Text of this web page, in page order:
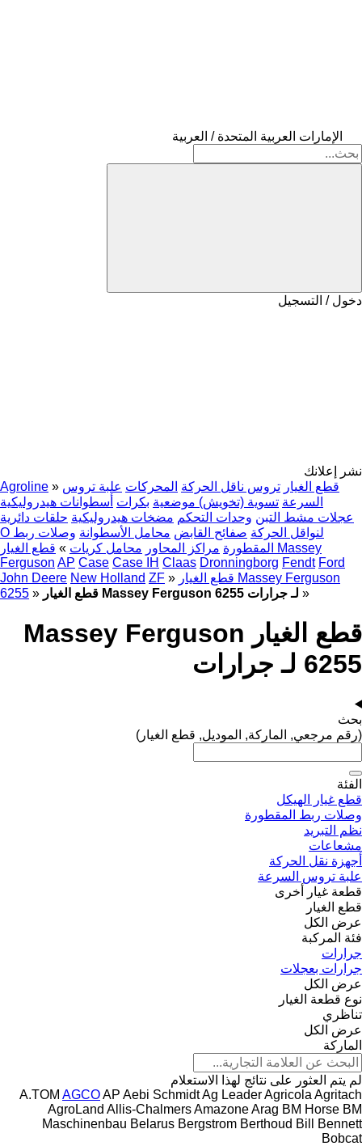
الإمارات العربية المتحدة / العربية
دخول / التسجيل
نشر إعلانك
Agroline » قطع الغيار تروس ناقل الحركة المحركات علبة تروس
السرعة تسوية (تخويش) موضعية بكرات أسطوانات هيدروليكية
عجلات مشط التبن وحدات التحكم مضخات هيدروليكية حلقات دائرية
O لنواقل الحركة صفائح القابض محامل الأسطوانة وصلات ربط
المقطورة مراكز المحاور محامل كريات » قطع الغيار Massey
Ferguson AP Case Case IH Claas Dronningborg Fendt Ford
John Deere New Holland ZF » قطع الغيار Massey Ferguson
6255 » قطع الغيار Massey Ferguson 6255 لـ جرارات »
قطع الغيار Massey Ferguson
6255 لـ جرارات
بحث
(رقم مرجعي, الماركة, الموديل, قطع الغيار)
الفئة
قطع غيار الهيكل
وصلات ربط المقطورة
نظم التبريد
مشعاعات
أجهزة نقل الحركة
علبة تروس السرعة
قطعة غيار أخرى
قطع الغيار
عرض الكل
فئة المركبة
جرارات
جرارات بعجلات
عرض الكل
نوع قطعة الغيار
تناظري
عرض الكل
الماركة
لم يتم العثور على نتائج لهذا الاستعلام
A.TOM AGCOAP Aebi SchmidtAg LeaderAgricola Agritach
AgroLand Allis-ChalmersAmazoneArag BM Horse BM
Maschinenbau Belarus Bergstrom Berthoud Bill Bennett
Bobcat